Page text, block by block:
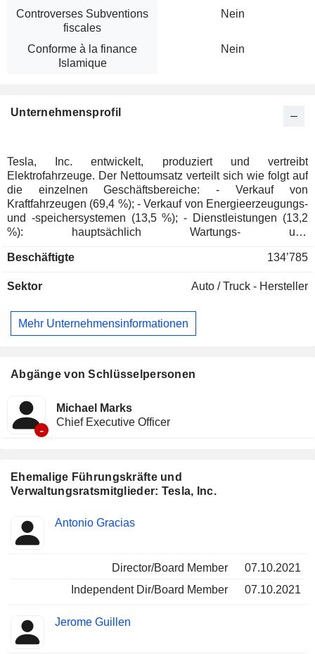
Ehemalige Führungskräfte und
Verwaltungsratsmitglieder: Tesla, Inc.
Insider
Besetzte
Antonio Gracias
Director/Board Member
07.10.2021
Independent Dir/Board Member
07.10.2021
Jerome Guillen
Controverses Subventions
fiscales
Nein
Conforme à la finance
Islamique
Nein
Unternehmensprofil
Tesla, Inc. entwickelt, produziert und vertreibt
Elektrofahrzeuge. Der Nettoumsatz verteilt sich wie folgt auf
die einzelnen Geschäftsbereiche: - Verkauf von
Kraftfahrzeugen (69,4 %); - Verkauf von Energieerzeugungs-
und -speichersystemen (13,5 %); - Dienstleistungen (13,2
%): hauptsächlich Wartungs- und
Verkauf von Antriebsstrangkomponenten für
%). Ende 2025 verfügte die Gruppe über acht
und Deutschland. Der Nettoumsatz verteilt sich geografisch
wie folgt: Vereinigte Staaten (50,2 %), China (22,1 %) und
Beschäftigte 134’785
Sektor Auto / Truck - Hersteller
Mehr Unternehmensinformationen
Abgänge von Schlüsselpersonen
-
Michael Marks
Chief Executive Officer